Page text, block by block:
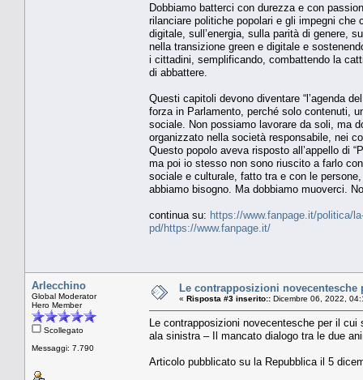
Dobbiamo batterci con durezza e con
rilanciare politiche popolari e gli impegni
digitale, sull’energia, sulla parità di genere,
nella transizione green e digitale e
i cittadini, semplificando, combattendo la
di abbattere.
Questi capitoli devono diventare “l’agenda
forza in Parlamento, perché solo contenuti,
sociale. Non possiamo lavorare da soli, ma
organizzato nella società responsabile, nei
Questo popolo aveva risposto all’appello di
ma poi io stesso non sono riuscito a farlo
sociale e culturale, fatto tra e con le
abbiamo bisogno. Ma dobbiamo muoverci.
continua su: https://www.fanpage.it/politica/
pd/https://www.fanpage.it/
Arlecchino
Global Moderator
Hero Member
Scollegato
Messaggi: 7.790
Le contrapposizioni
« Risposta #3 inserito:: Dicembre 06, 2022,
Le contrapposizioni novecentesche per il
ala sinistra – Il mancato dialogo tra le due
Articolo pubblicato su la Repubblica il 5